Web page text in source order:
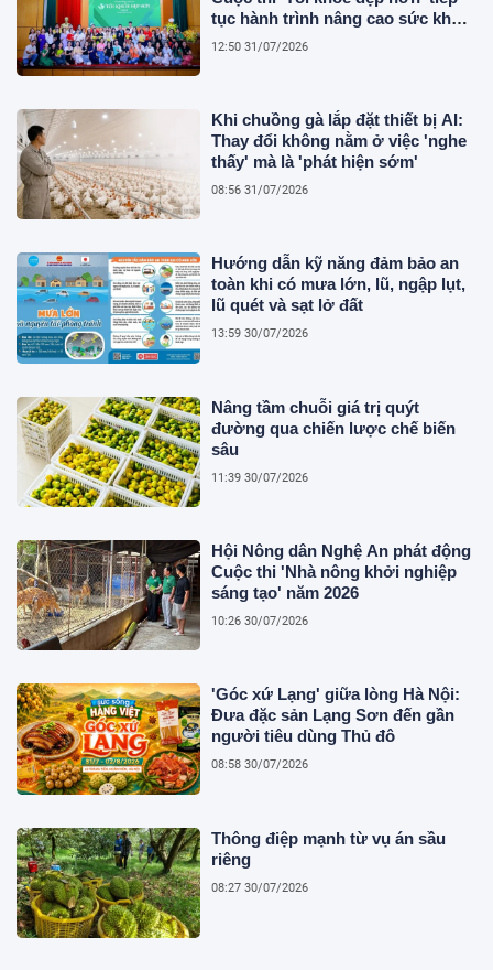
tục hành trình nâng cao sức khỏe
người Việt
12:50 31/07/2026
Khi chuồng gà lắp đặt thiết bị AI:
Thay đổi không nằm ở việc 'nghe
thấy' mà là 'phát hiện sớm'
08:56 31/07/2026
Hướng dẫn kỹ năng đảm bảo an
toàn khi có mưa lớn, lũ, ngập lụt,
lũ quét và sạt lở đất
13:59 30/07/2026
Nâng tầm chuỗi giá trị quýt
đường qua chiến lược chế biến
sâu
11:39 30/07/2026
Hội Nông dân Nghệ An phát động
Cuộc thi 'Nhà nông khởi nghiệp
sáng tạo' năm 2026
10:26 30/07/2026
'Góc xứ Lạng' giữa lòng Hà Nội:
Đưa đặc sản Lạng Sơn đến gần
người tiêu dùng Thủ đô
08:58 30/07/2026
Thông điệp mạnh từ vụ án sầu
riêng
08:27 30/07/2026